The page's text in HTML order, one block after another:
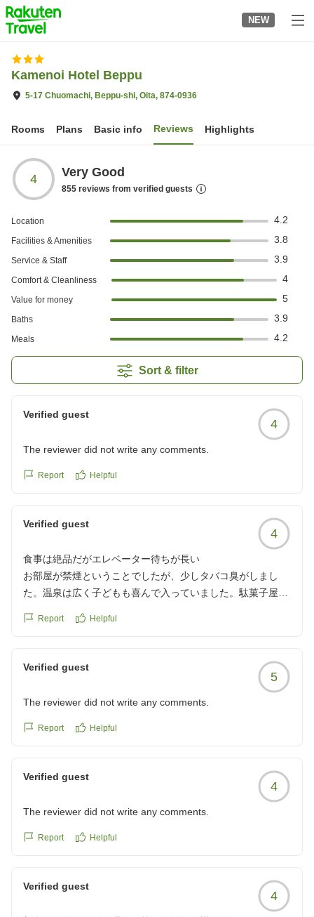
to
top
page
NEW
Kamenoi Hotel Beppu
5-17 Chuomachi, Beppu-shi, Oita, 874-0936
Rooms Plans Basic info Reviews Highlights
4 Very Good
855 reviews from verified guests
Location 4.2
Facilities & Amenities 3.8
Service & Staff 3.9
Comfort & Cleanliness 4
Value for money 5
Baths 3.9
Meals 4.2
Sort & filter
Verified guest
4
The reviewer did not write any comments.
Report Helpful
Verified guest
4
食事は絶品だがエレベーター待ちが長い
お部屋が禁煙ということでしたが、少しタバコ臭がしまし
た。温泉は広く子どもも喜んで入っていました。駄菓子屋や
食事もバイキングを利用しましたがどれも美味しく、特に朝
残念だったのがエレベーター待ちが長く、乗るのに5分以上
かかりました。3台動いていましたが稼働率が悪かったで
す。お客さんも多かったので仕方ないかもしれませんが改善
クチコミの詳細はこちらから
Report Helpful
Verified guest
5
The reviewer did not write any comments.
Report Helpful
Verified guest
4
The reviewer did not write any comments.
Report Helpful
Verified guest
4